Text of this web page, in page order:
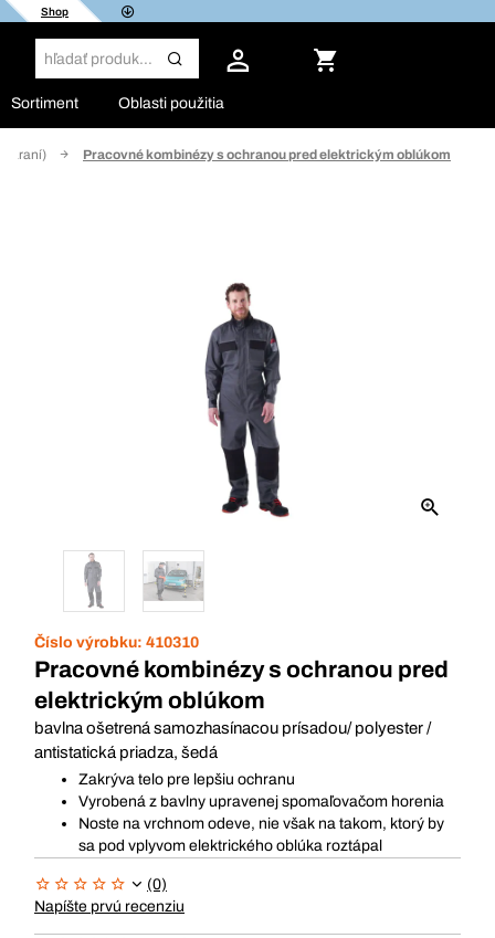
Shop
Sortiment Oblasti použitia
Pracovné kombinézy s ochranou pred elektrickým oblúkom
Číslo výrobku: 410310
Pracovné kombinézy s ochranou pred
elektrickým oblúkom
bavlna ošetrená samozhasínacou prísadou/ polyester /
antistatická priadza, šedá
Zakrýva telo pre lepšiu ochranu
Vyrobená z bavlny upravenej spomaľovačom horenia
Noste na vrchnom odeve, nie však na takom, ktorý by
sa pod vplyvom elektrického oblúka roztápal
(0)
Napíšte prvú recenziu